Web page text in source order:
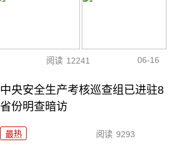
阅读 12241 06-16
中央安全生产考核巡查组已进驻8
省份明查暗访
最热 阅读 9293